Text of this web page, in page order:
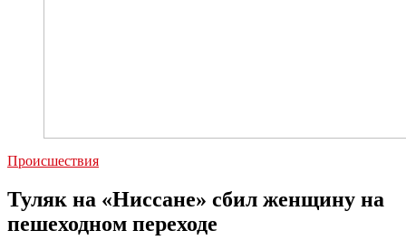
Происшествия
Туляк на «Ниссане» сбил женщину на
пешеходном переходе